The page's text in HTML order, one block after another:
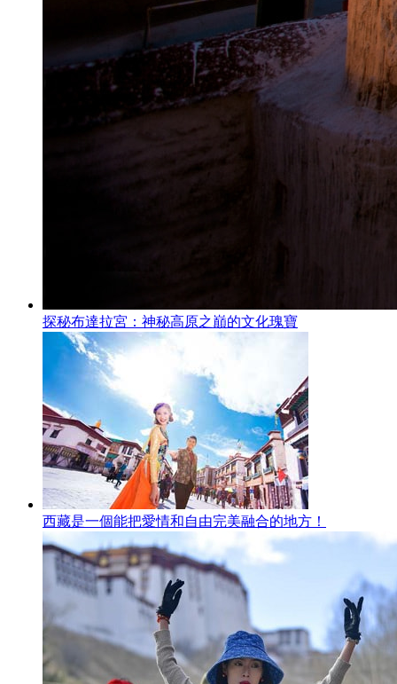
探秘布達拉宮：神秘高原之巔的文化瑰寶
西藏是一個能把愛情和自由完美融合的地方！